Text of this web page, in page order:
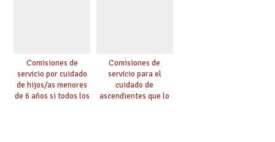
Comisiones de
servicio por cuidado
de hijos/as menores
de 6 años si todos los
Comisiones de
servicio para el
cuidado de
ascendientes que lo